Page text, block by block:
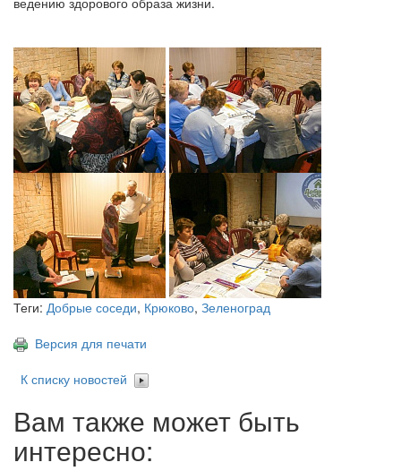
Теги: Добрые соседи, Крюково, Зеленоград
Версия для печати
К списку новостей
Вам также может быть
интересно: